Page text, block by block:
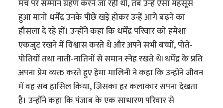
मंच पर सम्मान ग्रहण करने जा रही थीं, तब उन्हें ऐसा महसूस
हुआ मानो धर्मेंद्र उनके पीछे खड़े होकर उन्हें आगे बढ़ने का
हौसला दे रहे हों। उन्होंने कहा कि धर्मेंद्र परिवार को हमेशा
एकजुट रखने में विश्वास करते थे और अपने सभी बच्चों, पोते-
पोतियों तथा नाती-नातिनों से समान स्नेह रखते थे।धर्मेंद्र के प्रति
अपना प्रेम व्यक्त करते हुए हेमा मालिनी ने कहा कि उन्होंने जीवन
में वह सब हासिल किया, जिसका हर कलाकार सपना देखता
है। उन्होंने कहा कि पंजाब के एक साधारण परिवार से